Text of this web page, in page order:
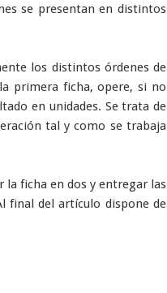
se presentan en distintos
los distintos órdenes de
primera ficha, opere, si no
en unidades. Se trata de
tal y como se trabaja
la ficha en dos y entregar las
final del artículo dispone de